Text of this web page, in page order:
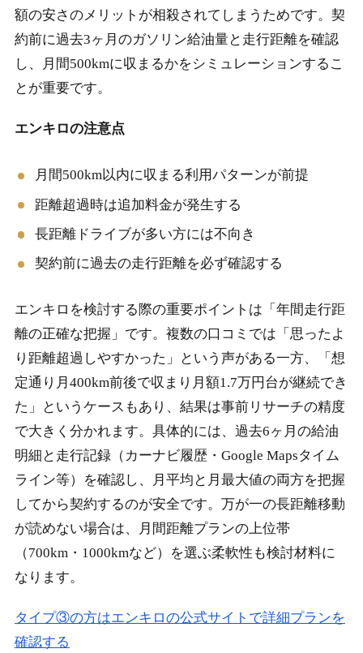
額の安さのメリットが相殺されてしまうためです。契
約前に過去3ヶ月のガソリン給油量と走行距離を確認
し、月間500kmに収まるかをシミュレーションするこ
とが重要です。
エンキロの注意点
月間500km以内に収まる利用パターンが前提
距離超過時は追加料金が発生する
長距離ドライブが多い方には不向き
契約前に過去の走行距離を必ず確認する
エンキロを検討する際の重要ポイントは「年間走行距
離の正確な把握」です。複数の口コミでは「思ったよ
り距離超過しやすかった」という声がある一方、「想
定通り月400km前後で収まり月額1.7万円台が継続でき
た」というケースもあり、結果は事前リサーチの精度
で大きく分かれます。具体的には、過去6ヶ月の給油
明細と走行記録（カーナビ履歴・Google Mapsタイム
ライン等）を確認し、月平均と月最大値の両方を把握
してから契約するのが安全です。万が一の長距離移動
が読めない場合は、月間距離プランの上位帯
（700km・1000kmなど）を選ぶ柔軟性も検討材料に
なります。
タイプ③の方はエンキロの公式サイトで詳細プランを
確認する